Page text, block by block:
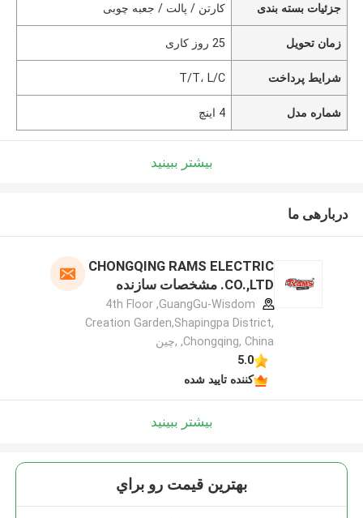
جزئیات بسته بندی کارتن / پالت / جعبه چوبی
زمان تحویل 25 روز کاری
شرایط پرداخت T/T، L/C
شماره مدل 4 اینچ
بیشتر ببینید
دربارهی ما
CHONGQING RAMS ELECTRIC
CO.,LTD. مشخصات سازنده
4th Floor ,GuangGu-Wisdom
Creation Garden,Shapingpa District,
Chongqing, China, ,چین
5.0
کننده تایید شده
بیشتر ببینید
بهترين قيمت رو براي